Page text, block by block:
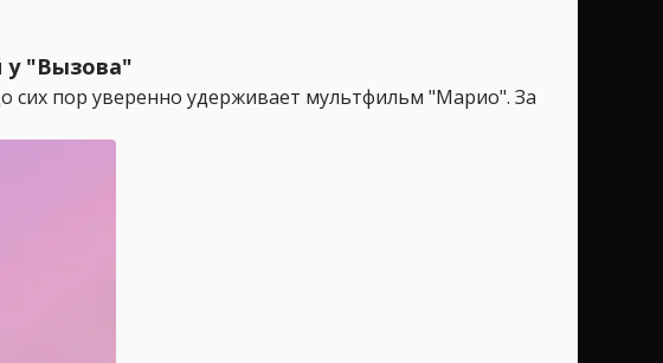
у "Вызова"
пор уверенно удерживает мультфильм "Марио". За